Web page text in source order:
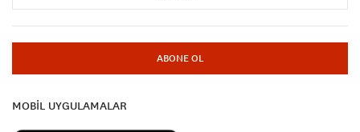
ABONE OL
MOBİL UYGULAMALAR